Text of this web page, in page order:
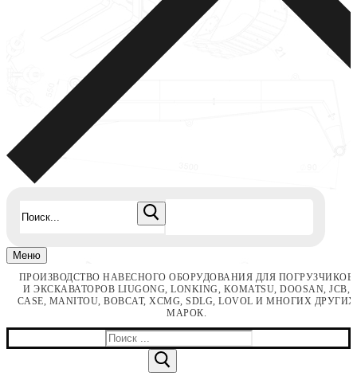
Меню
ПРОИЗВОДСТВО НАВЕСНОГО ОБОРУДОВАНИЯ ДЛЯ ПОГРУЗЧИКОВ
И ЭКСКАВАТОРОВ LIUGONG, LONKING, KOMATSU, DOOSAN, JCB,
CASE, MANITOU, BOBCAT, XCMG, SDLG, LOVOL И МНОГИХ ДРУГИХ
МАРОК.
Найти: